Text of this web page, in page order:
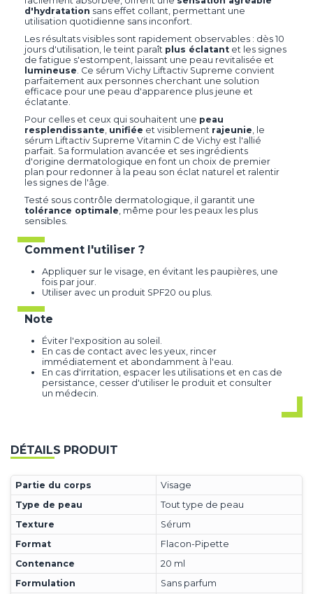
d'hydratation sans effet collant, permettant une
utilisation quotidienne sans inconfort.
Les résultats visibles sont rapidement observables : dès 10
jours d'utilisation, le teint paraît plus éclatant et les signes
de fatigue s'estompent, laissant une peau revitalisée et
lumineuse . Ce sérum Vichy Liftactiv Supreme convient
parfaitement aux personnes cherchant une solution
efficace pour une peau d'apparence plus jeune et
éclatante.
Pour celles et ceux qui souhaitent une peau
resplendissante unifiée et visiblement rajeunie , le
sérum Liftactiv Supreme Vitamin C de Vichy est l'allié
parfait. Sa formulation avancée et ses ingrédients
d'origine dermatologique en font un choix de premier
plan pour redonner à la peau son éclat naturel et ralentir
les signes de l'âge.
Testé sous contrôle dermatologique, il garantit une
tolérance optimale , même pour les peaux les plus
sensibles.
Comment l'utiliser ?
Appliquer sur le visage, en évitant les paupières, une
fois par jour.
Utiliser avec un produit SPF20 ou plus.
Note
Éviter l'exposition au soleil.
En cas de contact avec les yeux, rincer
immédiatement et abondamment à l'eau.
En cas d'irritation, espacer les utilisations et en cas de
persistance, cesser d'utiliser le produit et consulter
un médecin.
DÉTAILS PRODUIT
Partie du corps
Visage
Type de peau
Tout type de peau
Texture
Sérum
Format
Flacon-Pipette
Contenance
20 ml
Formulation
Sans parfum